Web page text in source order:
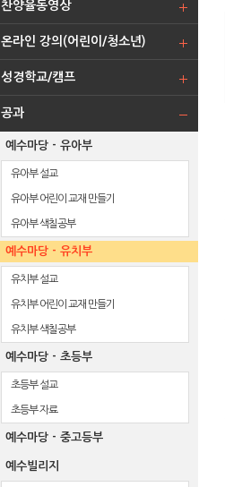
찬양율동영상
온라인 강의(어린이/청소년)
성경학교/캠프
공과
예수마당 - 유아부
유아부 설교
유아부 어린이 교재 만들기
유아부 색칠공부
예수마당 - 유치부
유치부 설교
유치부 어린이 교재 만들기
유치부 색칠공부
예수마당 - 초등부
초등부 설교
초등부 자료
예수마당 - 중고등부
예수빌리지